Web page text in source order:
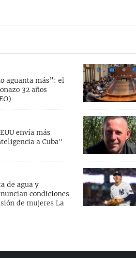
aguanta más”: el
32 años
envía más
a Cuba"
de agua y
condiciones
de mujeres La